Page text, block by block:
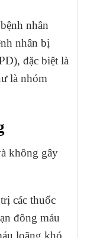
nhân
nhân bị
đặc biệt là
là nhóm
không gây
các thuốc
đông máu